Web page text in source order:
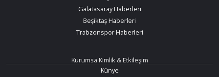
Galatasaray Haberleri
Beşiktaş Haberleri
Trabzonspor Haberleri
Kurumsa Kimlik & Etkileşim
Künye